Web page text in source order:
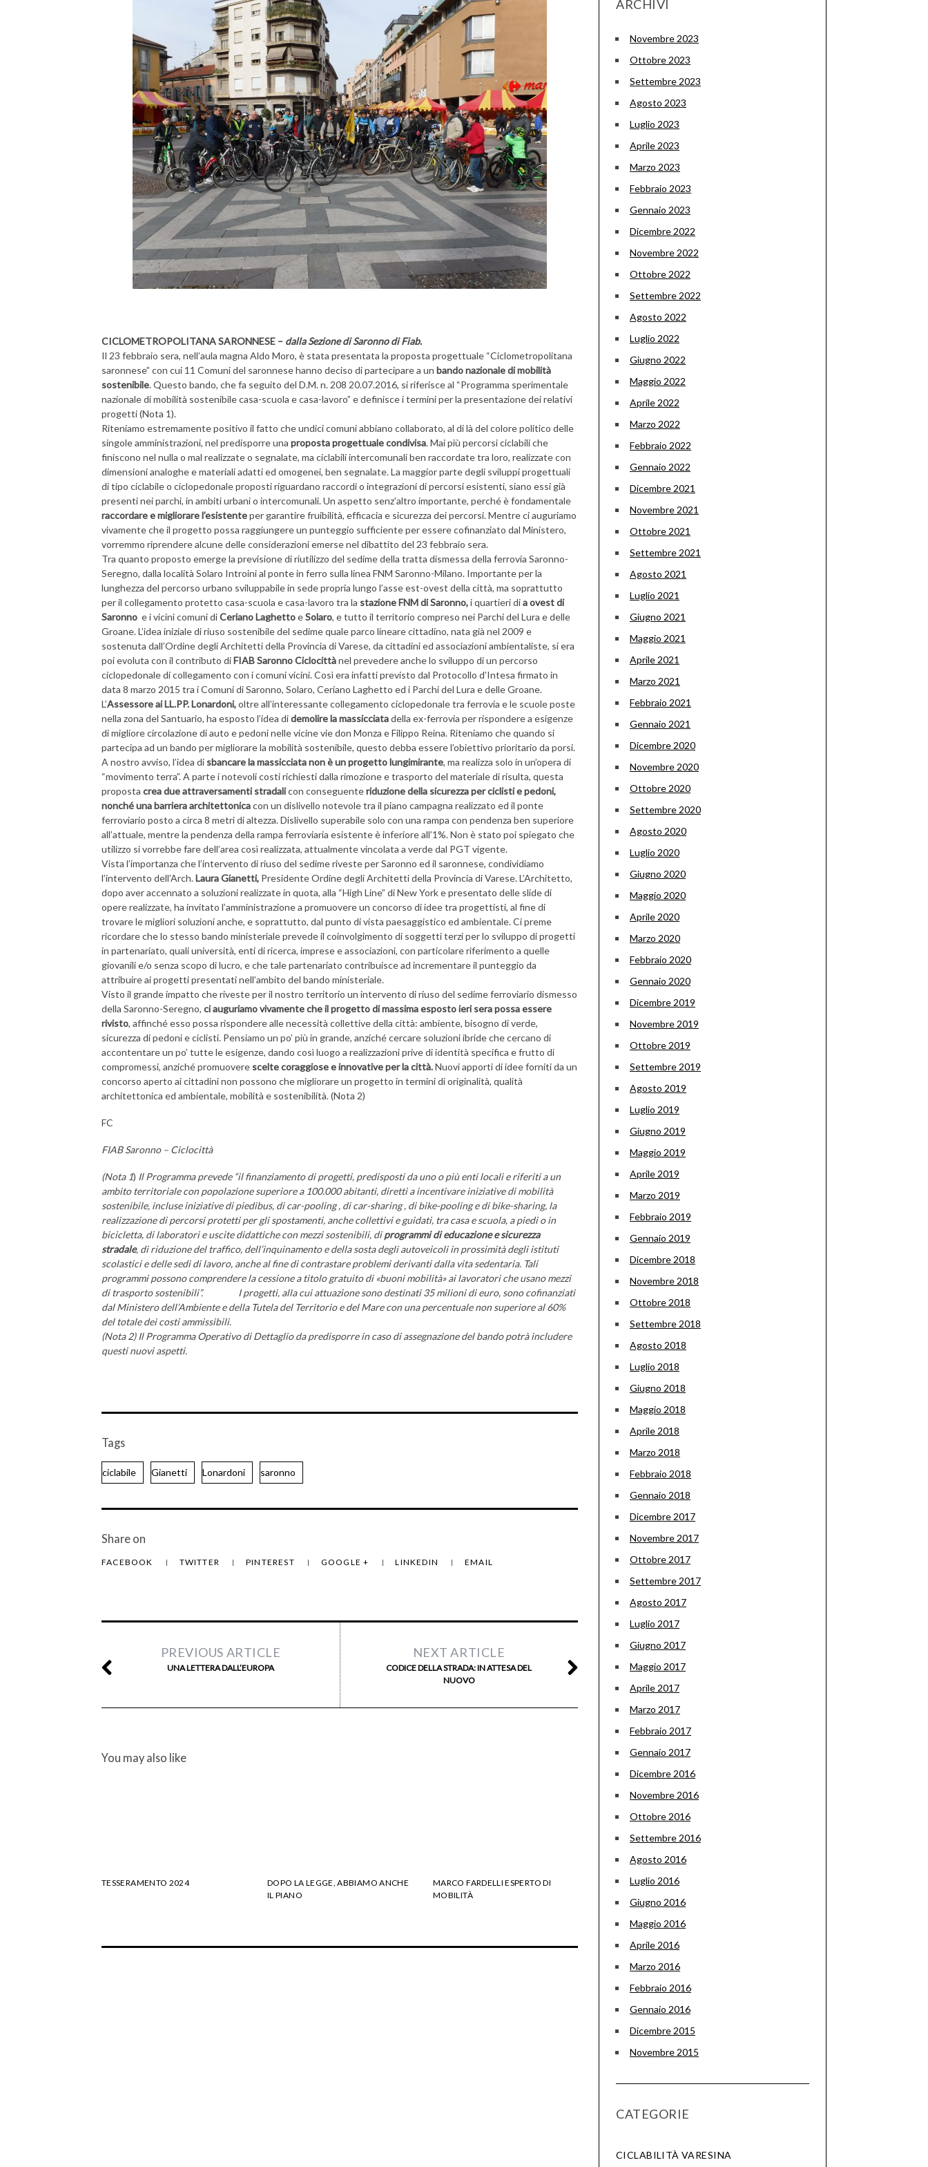
CICLOMETROPOLITANA SARONNESE – dalla Sezione di Saronno di Fiab.
Il 23 febbraio sera, nell’aula magna Aldo Moro, è stata presentata la proposta progettuale “Ciclometropolitana
saronnese” con cui 11 Comuni del saronnese hanno deciso di partecipare a un bando nazionale di mobilità
sostenibile. Questo bando, che fa seguito del D.M. n. 208 20.07.2016, si riferisce al “Programma sperimentale
nazionale di mobilità sostenibile casa-scuola e casa-lavoro” e definisce i termini per la presentazione dei relativi
progetti (Nota 1).
Riteniamo estremamente positivo il fatto che undici comuni abbiano collaborato, al di là del colore politico delle
singole amministrazioni, nel predisporre una proposta progettuale condivisa. Mai più percorsi ciclabili che
finiscono nel nulla o mal realizzate o segnalate, ma ciclabili intercomunali ben raccordate tra loro, realizzate con
dimensioni analoghe e materiali adatti ed omogenei, ben segnalate. La maggior parte degli sviluppi progettuali
di tipo ciclabile o ciclopedonale proposti riguardano raccordi o integrazioni di percorsi esistenti, siano essi già
presenti nei parchi, in ambiti urbani o intercomunali. Un aspetto senz’altro importante, perché è fondamentale
raccordare e migliorare l’esistenteper garantire fruibilità, efficacia e sicurezza dei percorsi. Mentre ci auguriamo
vivamente che il progetto possa raggiungere un punteggio sufficiente per essere cofinanziato dal Ministero,
vorremmo riprendere alcune delle considerazioni emerse nel dibattito del 23 febbraio sera.
Tra quanto proposto emerge la previsione di riutilizzo del sedime della tratta dismessa della ferrovia Saronno-
Seregno, dalla località Solaro Introini al ponte in ferro sulla linea FNM Saronno-Milano. Importante per la
lunghezza del percorso urbano sviluppabile in sede propria lungo l’asse est-ovest della città, ma soprattutto
per il collegamento protetto casa-scuola e casa-lavoro tra la stazione FNM di Saronno,i quartieri dia ovest di
Saronno e i vicini comuni diCeriano LaghettoeSolaro, e tutto il territorio compreso nei Parchi del Lura e delle
Groane. L’idea iniziale di riuso sostenibile del sedime quale parco lineare cittadino, nata già nel 2009 e
sostenuta dall’Ordine degli Architetti della Provincia di Varese, da cittadini ed associazioni ambientaliste, si era
poi evoluta con il contributo diFIAB Saronno Ciclocittànel prevedere anche lo sviluppo di un percorso
ciclopedonale di collegamento con i comuni vicini. Così era infatti previsto dal Protocollo d’Intesa firmato in
data 8 marzo 2015 tra i Comuni di Saronno, Solaro, Ceriano Laghetto ed i Parchi del Lura e delle Groane.
L’Assessore ai LL.PP. Lonardoni,oltre all’interessante collegamento ciclopedonale tra ferrovia e le scuole poste
nella zona del Santuario, ha esposto l’idea didemolire la massicciatadella ex-ferrovia per rispondere a esigenze
di migliore circolazione di auto e pedoni nelle vicine vie don Monza e Filippo Reina. Riteniamo che quando si
partecipa ad un bando per migliorare la mobilità sostenibile, questo debba essere l’obiettivo prioritario da porsi.
A nostro avviso, l’idea di sbancare la massicciata non è un progetto lungimirante, ma realizza solo in un’opera di
“movimento terra”. A parte i notevoli costi richiesti dalla rimozione e trasporto del materiale di risulta, questa
proposta crea due attraversamenti stradalicon conseguenteriduzione della sicurezza per ciclisti e pedoni,
nonché una barriera architettonicacon un dislivello notevole tra il piano campagna realizzato ed il ponte
ferroviario posto a circa 8 metri di altezza. Dislivello superabile solo con una rampa con pendenza ben superiore
all’attuale, mentre la pendenza della rampa ferroviaria esistente è inferiore all’1%. Non è stato poi spiegato che
utilizzo si vorrebbe fare dell’area così realizzata, attualmente vincolata a verde dal PGT vigente.
Vista l’importanza che l’intervento di riuso del sedime riveste per Saronno ed il saronnese, condividiamo
l’intervento dell’Arch.Laura Gianetti, Presidente Ordine degli Architetti della Provincia di Varese. L’Architetto,
dopo aver accennato a soluzioni realizzate in quota, alla “High Line” di New York e presentato delle slide di
opere realizzate, ha invitato l’amministrazione a promuovere un concorso di idee tra progettisti, al fine di
trovare le migliori soluzioni anche, e soprattutto, dal punto di vista paesaggistico ed ambientale. Ci preme
ricordare che lo stesso bando ministeriale prevede il coinvolgimento di soggetti terzi per lo sviluppo di progetti
in partenariato, quali università, enti di ricerca, imprese e associazioni, con particolare riferimento a quelle
giovanili e/o senza scopo di lucro, e che tale partenariato contribuisce ad incrementare il punteggio da
attribuire ai progetti presentati nell’ambito del bando ministeriale.
Visto il grande impatto che riveste per il nostro territorio un intervento di riuso del sedime ferroviario dismesso
della Saronno-Seregno, ci auguriamo vivamente che il progetto di massima esposto ieri sera possa essere
rivisto, affinché esso possa rispondere alle necessità collettive della città: ambiente, bisogno di verde,
sicurezza di pedoni e ciclisti. Pensiamo un po’ più in grande, anziché cercare soluzioni ibride che cercano di
accontentare un po’ tutte le esigenze, dando così luogo a realizzazioni prive di identità specifica e frutto di
compromessi, anziché promuovere scelte coraggiose e innovative per la città.Nuovi apporti di idee forniti da un
concorso aperto ai cittadini non possono che migliorare un progetto in termini di originalità, qualità
architettonica ed ambientale, mobilità e sostenibilità. (Nota 2)
FC
FIAB Saronno – Ciclocittà
(Nota 1) Il Programma prevede “il finanziamento di progetti, predisposti da uno o più enti locali e riferiti a un
ambito territoriale con popolazione superiore a 100.000 abitanti, diretti a incentivare iniziative di mobilità
sostenibile, incluse iniziative di piedibus, di car-pooling , di car-sharing , di bike-pooling e di bike-sharing, la
realizzazione di percorsi protetti per gli spostamenti, anche collettivi e guidati, tra casa e scuola, a piedi o in
bicicletta, di laboratori e uscite didattiche con mezzi sostenibili, diprogrammi di educazione e sicurezza
stradale, di riduzione del traffico, dell’inquinamento e della sosta degli autoveicoli in prossimità degli istituti
scolastici e delle sedi di lavoro, anche al fine di contrastare problemi derivanti dalla vita sedentaria. Tali
programmi possono comprendere la cessione a titolo gratuito di «buoni mobilità» ai lavoratori che usano mezzi
di trasporto sostenibili”. I progetti, alla cui attuazione sono destinati 35 milioni di euro, sono cofinanziati
dal Ministero dell’Ambiente e della Tutela del Territorio e del Mare con una percentuale non superiore al 60%
del totale dei costi ammissibili.
(Nota 2) Il Programma Operativo di Dettaglio da predisporre in caso di assegnazione del bando potrà includere
questi nuovi aspetti.
Tags
ciclabile Gianetti Lonardoni saronno
Share on
FACEBOOK TWITTER PINTEREST GOOGLE + LINKEDIN EMAIL
PREVIOUS ARTICLE
UNA LETTERA DALL’EUROPA
NEXT ARTICLE
CODICE DELLA STRADA: IN ATTESA DEL
NUOVO
You may also like
TESSERAMENTO 2024
DOPO LA LEGGE, ABBIAMO ANCHE
IL PIANO
MARCO FARDELLI ESPERTO DI
MOBILITÀ
ARCHIVI
Novembre 2023
Ottobre 2023
Settembre 2023
Agosto 2023
Luglio 2023
Aprile 2023
Marzo 2023
Febbraio 2023
Gennaio 2023
Dicembre 2022
Novembre 2022
Ottobre 2022
Settembre 2022
Agosto 2022
Luglio 2022
Giugno 2022
Maggio 2022
Aprile 2022
Marzo 2022
Febbraio 2022
Gennaio 2022
Dicembre 2021
Novembre 2021
Ottobre 2021
Settembre 2021
Agosto 2021
Luglio 2021
Giugno 2021
Maggio 2021
Aprile 2021
Marzo 2021
Febbraio 2021
Gennaio 2021
Dicembre 2020
Novembre 2020
Ottobre 2020
Settembre 2020
Agosto 2020
Luglio 2020
Giugno 2020
Maggio 2020
Aprile 2020
Marzo 2020
Febbraio 2020
Gennaio 2020
Dicembre 2019
Novembre 2019
Ottobre 2019
Settembre 2019
Agosto 2019
Luglio 2019
Giugno 2019
Maggio 2019
Aprile 2019
Marzo 2019
Febbraio 2019
Gennaio 2019
Dicembre 2018
Novembre 2018
Ottobre 2018
Settembre 2018
Agosto 2018
Luglio 2018
Giugno 2018
Maggio 2018
Aprile 2018
Marzo 2018
Febbraio 2018
Gennaio 2018
Dicembre 2017
Novembre 2017
Ottobre 2017
Settembre 2017
Agosto 2017
Luglio 2017
Giugno 2017
Maggio 2017
Aprile 2017
Marzo 2017
Febbraio 2017
Gennaio 2017
Dicembre 2016
Novembre 2016
Ottobre 2016
Settembre 2016
Agosto 2016
Luglio 2016
Giugno 2016
Maggio 2016
Aprile 2016
Marzo 2016
Febbraio 2016
Gennaio 2016
Dicembre 2015
Novembre 2015
CATEGORIE
CICLABILITÀ VARESINA